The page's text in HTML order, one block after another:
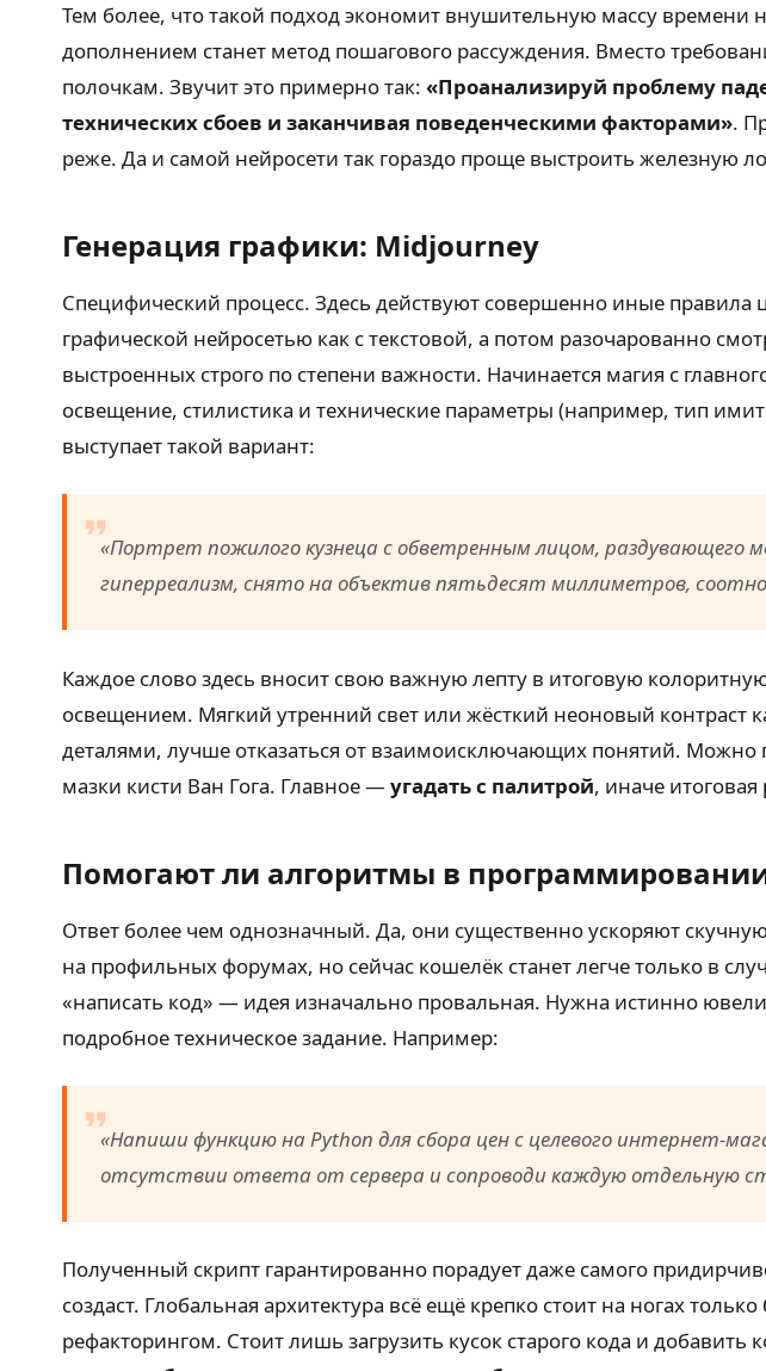
Тем более, что такой подход экономит внушительную массу
дополнением станет метод пошагового рассуждения. Вместо
полочкам. Звучит это примерно так: «Проанализируй проблему
технических сбоев и заканчивая поведенческими факторами».
реже. Да и самой нейросети так гораздо проще выстроить железную
Генерация графики: Midjourney
Специфический процесс. Здесь действуют совершенно иные
графической нейросетью как с текстовой, а потом разочарованно
выстроенных строго по степени важности. Начинается магия с
освещение, стилистика и технические параметры (например, тип
выступает такой вариант:
«Портрет пожилого кузнеца с обветренным лицом, раздувающего
гиперреализм, снято на объектив пятьдесят миллиметров,
Каждое слово здесь вносит свою важную лепту в итоговую
освещением. Мягкий утренний свет или жёсткий неоновый
деталями, лучше отказаться от взаимоисключающих понятий. Можно
мазки кисти Ван Гога. Главное —угадать с палитрой, иначе
Помогают ли алгоритмы в
Ответ более чем однозначный. Да, они существенно ускоряют
на профильных форумах, но сейчас кошелёк станет легче только в
«написать код» — идея изначально провальная. Нужна истинно
подробное техническое задание. Например:
«Напиши функцию на Python для сбора цен с целевого интернет-
отсутствии ответа от сервера и сопроводи каждую отдельную
Полученный скрипт гарантированно порадует даже самого
создаст. Глобальная архитектура всё ещё крепко стоит на ногах
рефакторингом. Стоит лишь загрузить кусок старого кода и добавить